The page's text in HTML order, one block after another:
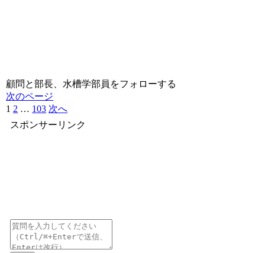
顧問と部長、水槽学部員をフォローする
次のページ
1 2 … 103 次へ
スポンサーリンク